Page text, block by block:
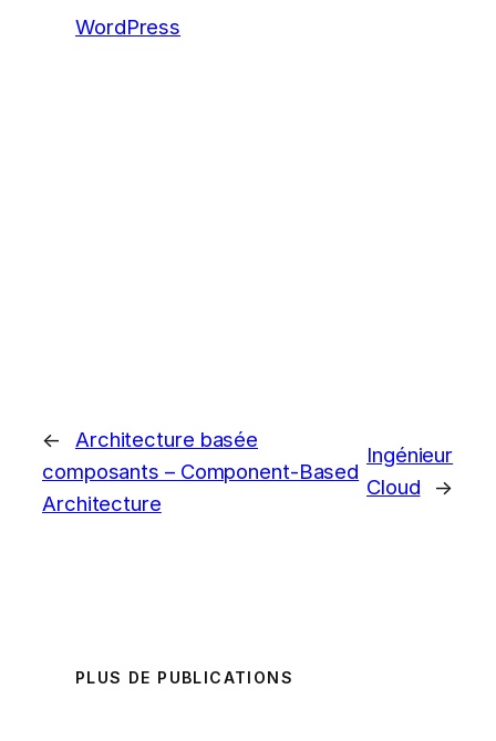
WordPress
←
Architecture basée
composants – Component-Based
Architecture
Ingénieur
Cloud
→
PLUS DE PUBLICATIONS